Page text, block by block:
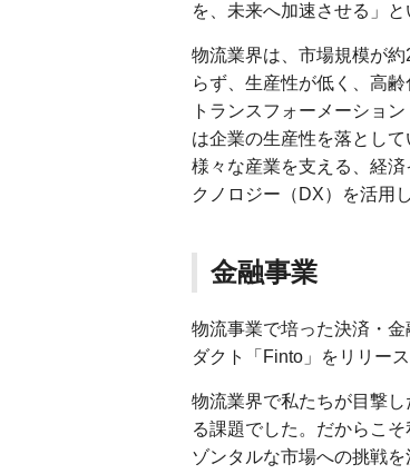
を、未来へ加速させる」
物流業界は、市場規模が
らず、生産性が低く、高
トランスフォーメーショ
は企業の生産性を落とし
様々な産業を支える、経
クノロジー（DX）を活用
金融事業
物流事業で培った決済・
ダクト「Finto」をリリース
物流業界で私たちが目撃
る課題でした。だからこ
ゾンタルな市場への挑戦